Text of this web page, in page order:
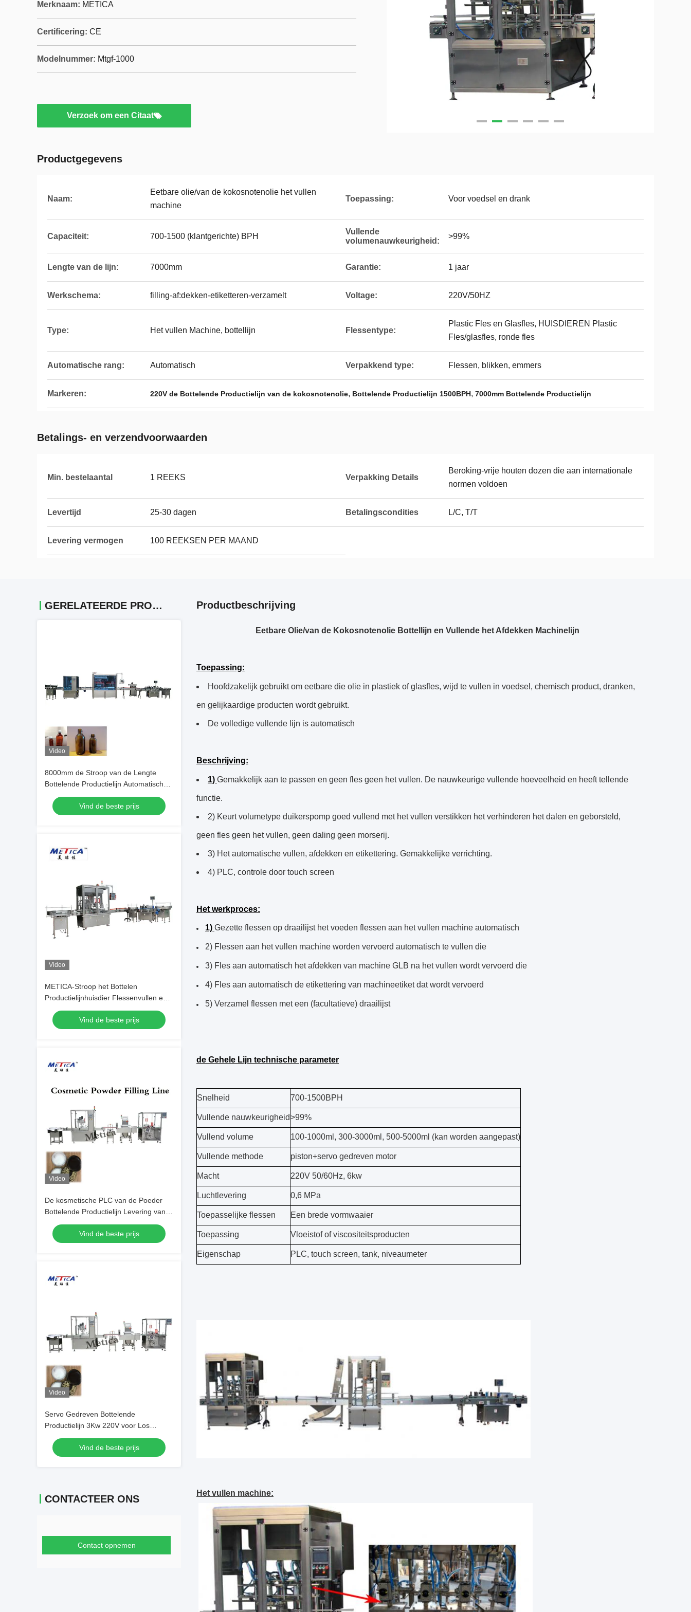
Merknaam: METICA
Certificering: CE
Modelnummer: Mtgf-1000
Verzoek om een Citaat
Productgegevens
Naam:
Eetbare olie/van de kokosnotenolie het vullen
machine
Toepassing: Voor voedsel en drank
Capaciteit: 700-1500 (klantgerichte) BPH
Vullende
volumenauwkeurigheid:
>99%
Lengte van de lijn: 7000mm Garantie: 1 jaar
Werkschema: filling-af:dekken-etiketteren-verzamelt Voltage: 220V/50HZ
Type: Het vullen Machine, bottellijn Flessentype:
Plastic Fles en Glasfles, HUISDIEREN Plastic
Fles/glasfles, ronde fles
Automatische rang: Automatisch Verpakkend type: Flessen, blikken, emmers
Markeren: 220V de Bottelende Productielijn van de kokosnotenolie, Bottelende Productielijn 1500BPH, 7000mm Bottelende Productielijn
Betalings- en verzendvoorwaarden
Min. bestelaantal 1 REEKS Verpakking Details
Beroking-vrije houten dozen die aan internationale
normen voldoen
Levertijd 25-30 dagen Betalingscondities L/C, T/T
Levering vermogen 100 REEKSEN PER MAAND
GERELATEERDE PRODUCTEN
Video
8000mm de Stroop van de Lengte
Bottelende Productielijn Automatische
het Vullen Machine
Vind de beste prijs
Video
METICA-Stroop het Bottelen
Productielijnhuisdier Flessenvullen en
het Afdekken Machine
Vind de beste prijs
Video
De kosmetische PLC van de Poeder
Bottelende Productielijn Levering van
de Controle0.8mpa Lucht
Vind de beste prijs
Video
Servo Gedreven Bottelende
Productielijn 3Kw 220V voor Los
Poeder
Vind de beste prijs
CONTACTEER ONS
Contact opnemen
Productbeschrijving
Eetbare Olie/van de Kokosnotenolie Bottellijn en Vullende het Afdekken Machinelijn
Toepassing:
Hoofdzakelijk gebruikt om eetbare die olie in plastiek of glasfles, wijd te vullen in voedsel, chemisch product, dranken,
en gelijkaardige producten wordt gebruikt.
De volledige vullende lijn is automatisch
Beschrijving:
1) Gemakkelijk aan te passen en geen fles geen het vullen. De nauwkeurige vullende hoeveelheid en heeft tellende
functie.
2) Keurt volumetype duikerspomp goed vullend met het vullen verstikken het verhinderen het dalen en geborsteld,
geen fles geen het vullen, geen daling geen morserij.
3) Het automatische vullen, afdekken en etikettering. Gemakkelijke verrichting.
4) PLC, controle door touch screen
Het werkproces:
1) Gezette flessen op draailijst het voeden flessen aan het vullen machine automatisch
2) Flessen aan het vullen machine worden vervoerd automatisch te vullen die
3) Fles aan automatisch het afdekken van machine GLB na het vullen wordt vervoerd die
4) Fles aan automatisch de etikettering van machineetiket dat wordt vervoerd
5) Verzamel flessen met een (facultatieve) draailijst
de Gehele Lijn technische parameter
Snelheid 700-1500BPH
Vullende nauwkeurigheid>99%
Vullend volume 100-1000ml, 300-3000ml, 500-5000ml (kan worden aangepast)
Vullende methode piston+servo gedreven motor
Macht 220V 50/60Hz, 6kw
Luchtlevering 0,6 MPa
Toepasselijke flessen Een brede vormwaaier
Toepassing Vloeistof of viscositeitsproducten
Eigenschap PLC, touch screen, tank, niveaumeter
Het vullen machine: